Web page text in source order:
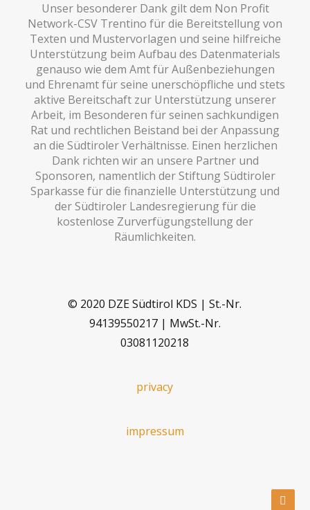
Unser besonderer Dank gilt dem Non Profit
Network-CSV Trentino für die Bereitstellung von
Texten und Mustervorlagen und seine hilfreiche
Unterstützung beim Aufbau des Datenmaterials
genauso wie dem Amt für Außenbeziehungen
und Ehrenamt für seine unerschöpfliche und stets
aktive Bereitschaft zur Unterstützung unserer
Arbeit, im Besonderen für seinen sachkundigen
Rat und rechtlichen Beistand bei der Anpassung
an die Südtiroler Verhältnisse. Einen herzlichen
Dank richten wir an unsere Partner und
Sponsoren, namentlich der Stiftung Südtiroler
Sparkasse für die finanzielle Unterstützung und
der Südtiroler Landesregierung für die
kostenlose Zurverfügungstellung der
Räumlichkeiten.
© 2020 DZE Südtirol KDS | St.-Nr.
94139550217 | MwSt.-Nr.
03081120218
privacy
impressum